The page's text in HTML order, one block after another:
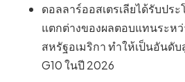
ดอลลาร์ออสเตรเลียได้รับปร
แตกต่างของผลตอบแทนระหว่
สหรัฐอเมริกา ทำให้เป็นอันดั
G10 ในปี 2026